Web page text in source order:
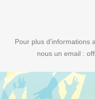
Pour plus d'informations
nous un email :